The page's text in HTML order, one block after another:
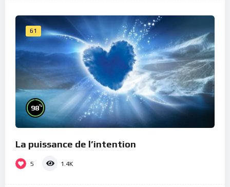
61
98%
La puissance de l’intention
5 1.4K